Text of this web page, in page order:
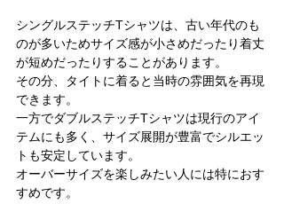
シングルステッチTシャツは、古い年代のも
のが多いためサイズ感が小さめだったり着丈
が短めだったりすることがあります。
その分、タイトに着ると当時の雰囲気を再現
できます。
一方でダブルステッチTシャツは現行のアイ
テムにも多く、サイズ展開が豊富でシルエッ
トも安定しています。
オーバーサイズを楽しみたい人には特におす
すめです。